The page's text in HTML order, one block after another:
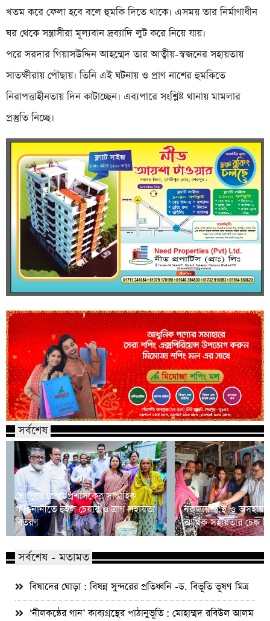
খতম করে ফেলা হবে বলে হুমকি দিতে থাকে। এসময় তার নির্মাণাধীন
ঘর থেকে সন্ত্রাসীরা মূল্যবান দ্রব্যাদি লুট করে নিয়ে যায়।
পরে সরদার গিয়াসউদ্দিন আহম্মেদ তার আত্বীয়-স্বজনের সহায়তায়
সাতক্ষীরায় পৌছায়। তিনি এই ঘটনায় ও প্রাণ নাশের হুমকিতে
নিরাপত্তাহীনতায় দিন কাটাচ্ছেন। এব্যপারে সংশ্লিষ্ট থানায় মামলার
প্রস্তুতি নিচ্ছে।
সর্বশেষ
শেরপুরে জেলা প্রশাসকের সাপ্তাহিক
গণশুনানীতে হুইল চেয়ার ও ত্রাণ সহায়তা
বিতরণ
নকলায় দু:স্থ ও অসহায়
আর্থিক সহায়তার চেক
সর্বশেষ - মতামত
বিষাদের ঘোড়া : বিষন্ন সুন্দরের প্রতিধ্বনি -ড. বিভূতি ভূষণ মিত্র
‘নীলকন্ঠের গান’ কাব্যগ্রন্থের পাঠানুভূতি : মোহাম্মদ রবিউল আলম